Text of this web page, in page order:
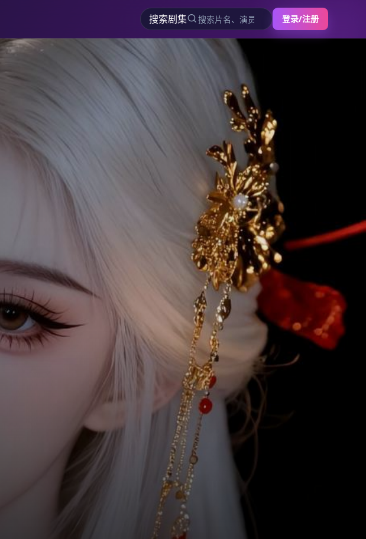
搜索剧集 登录/注册